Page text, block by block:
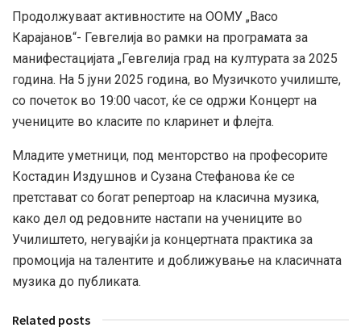
Продолжуваат активностите на ООМУ „Васо
Карајанов“- Гевгелија во рамки на програмата за
манифестацијата „Гевгелија град на културата за 2025
година. На 5 јуни 2025 година, во Музичкото училиште,
со почеток во 19:00 часот, ќе се одржи Концерт на
учениците во класите по кларинет и флејта.
Младите уметници, под менторство на професорите
Костадин Издушнов и Сузана Стефанова ќе се
претстават со богат репертоар на класична музика,
како дел од редовните настапи на учениците во
Училиштето, негувајќи ја концертната практика за
промоција на талентите и доближување на класичната
музика до публиката.
Related posts